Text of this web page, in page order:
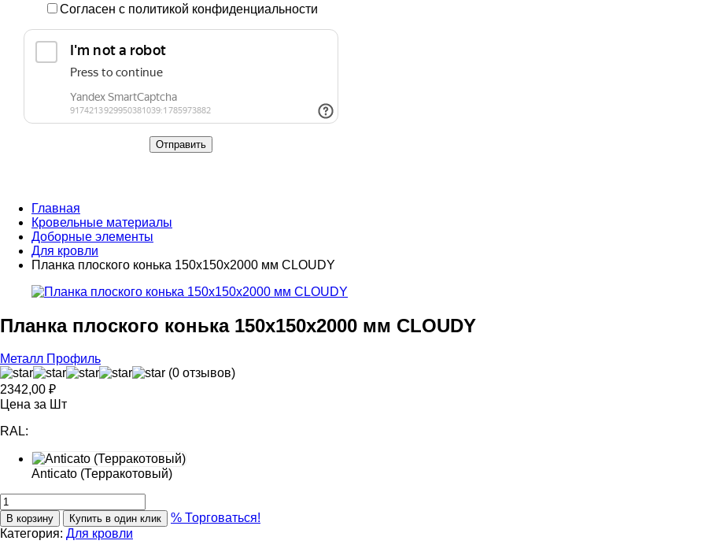
Согласен с политикой конфиденциальности
Главная
Кровельные материалы
Доборные элементы
Для кровли
Планка плоского конька 150х150х2000 мм CLOUDY
Планка плоского конька 150х150х2000 мм CLOUDY
Металл Профиль
(0 отзывов)
2342,00 ₽
Цена за Шт
RAL:
Anticato (Терракотовый)
В корзину Купить в один клик
% Торговаться!
Категория: Для кровли